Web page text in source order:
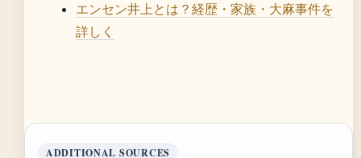
エンセン井上とは？経歴・家族・大麻事件を
詳しく
ADDITIONAL SOURCES